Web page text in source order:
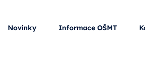
Novinky Informace OŠMT